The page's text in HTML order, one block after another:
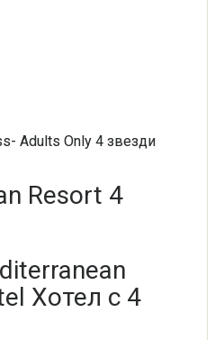
Adults Only 4 звезди
Resort 4
Хотел с 4